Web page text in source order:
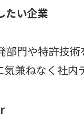
たい企業
部門や特許技
兼ねなく社